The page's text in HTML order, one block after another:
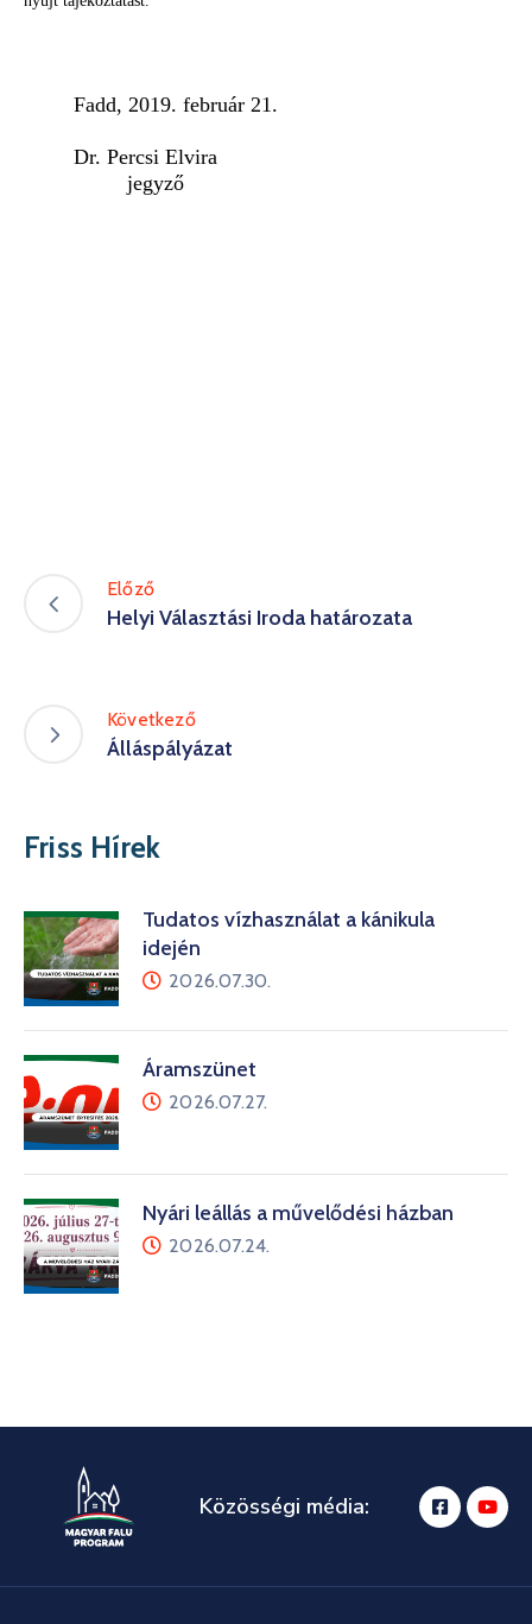
Fadd, 2019. február 21 .
Dr. Percsi Elvira
jegyző
Előző
Helyi Választási Iroda határozata
Következő
Álláspályázat
Friss Hírek
Tudatos vízhasználat a kánikula
idején
2026.07.30.
Áramszünet
2026.07.27.
Nyári leállás a művelődési házban
2026.07.24.
Közösségi média: